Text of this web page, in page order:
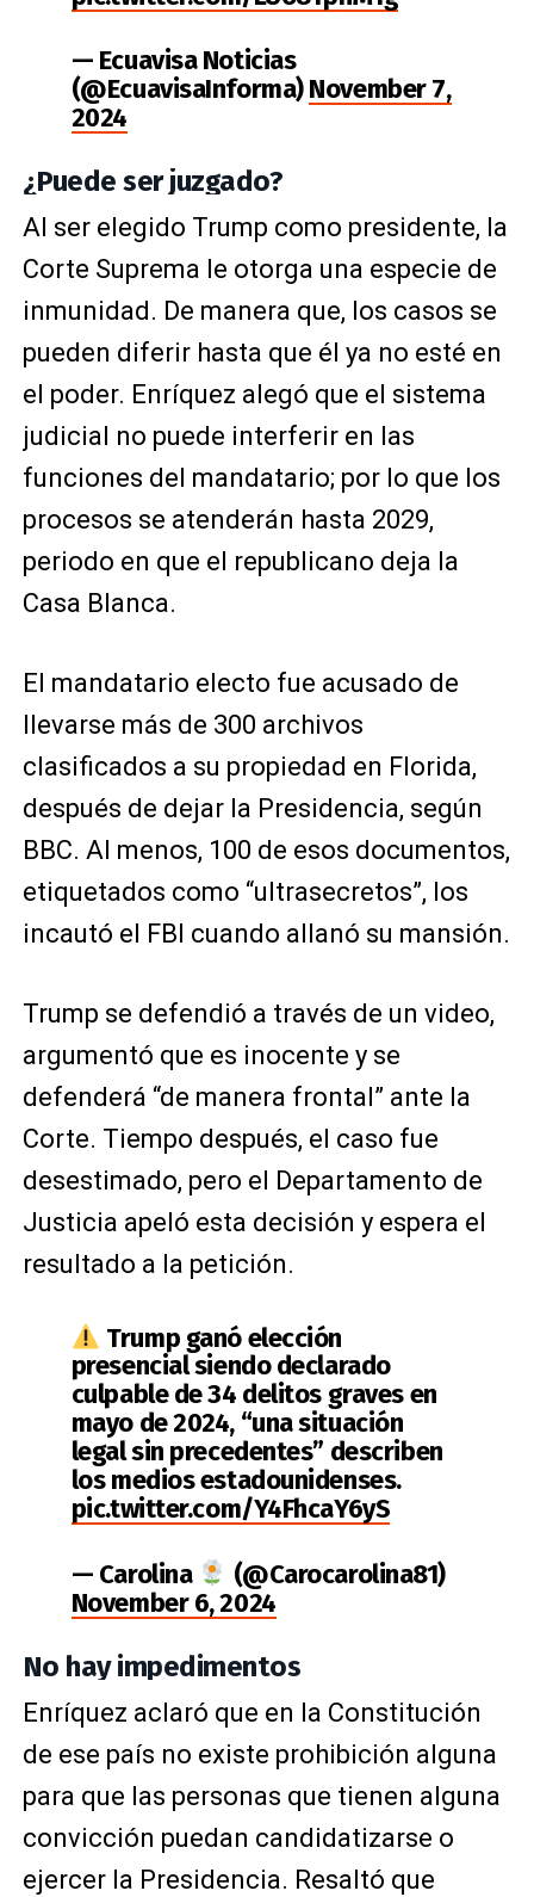
— Ecuavisa Noticias
(@EcuavisaInforma)November 7,
2024
¿Puede ser juzgado?
Al ser elegido Trump como presidente, la
Corte Suprema le otorga una especie de
inmunidad. De manera que, los casos se
pueden diferir hasta que él ya no esté en
el poder. Enríquez alegó que el sistema
judicial no puede interferir en las
funciones del mandatario; por lo que los
procesos se atenderán hasta 2029,
periodo en que el republicano deja la
Casa Blanca.
El mandatario electo fue acusado de
llevarse más de 300 archivos
clasificados a su propiedad en Florida,
después de dejar la Presidencia, según
BBC. Al menos, 100 de esos documentos,
etiquetados como “ultrasecretos”, los
incautó el FBI cuando allanó su mansión.
Trump se defendió a través de un video,
argumentó que es inocente y se
defenderá “de manera frontal” ante la
Corte. Tiempo después, el caso fue
desestimado, pero el Departamento de
Justicia apeló esta decisión y espera el
resultado a la petición.
Trump ganó elección
presencial siendo declarado
culpable de 34 delitos graves en
mayo de 2024, “una situación
legal sin precedentes” describen
los medios estadounidenses.
pic.twitter.com/Y4FhcaY6yS
— Carolina
(@Carocarolina81)
November 6, 2024
No hay impedimentos
Enríquez aclaró que en la Constitución
de ese país no existe prohibición alguna
para que las personas que tienen alguna
convicción puedan candidatizarse o
ejercer la Presidencia. Resaltó que